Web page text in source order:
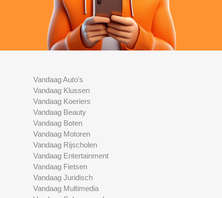
Vandaag Auto's
Vandaag Klussen
Vandaag Koeriers
Vandaag Beauty
Vandaag Boten
Vandaag Motoren
Vandaag Rijscholen
Vandaag Entertainment
Vandaag Fietsen
Vandaag Juridisch
Vandaag Multimedia